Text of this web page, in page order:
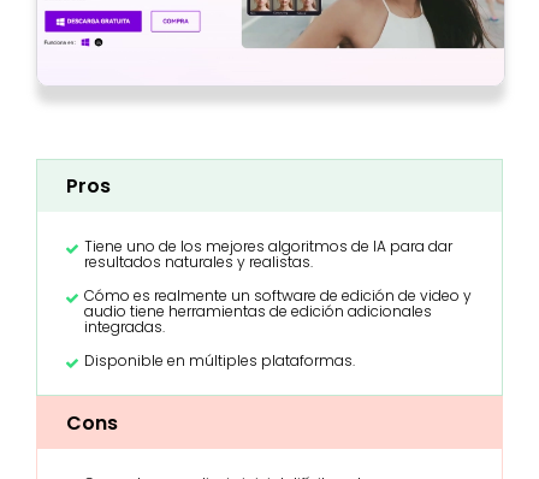
Pros
Tiene uno de los mejores algoritmos de IA para dar
resultados naturales y realistas.
Cómo es realmente un software de edición de video y
audio tiene herramientas de edición adicionales
integradas.
Disponible en múltiples plataformas.
Cons